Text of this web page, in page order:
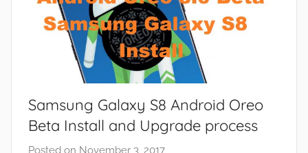
Samsung Galaxy S8 Android Oreo
Beta Install and Upgrade process
Posted on November 3, 2017